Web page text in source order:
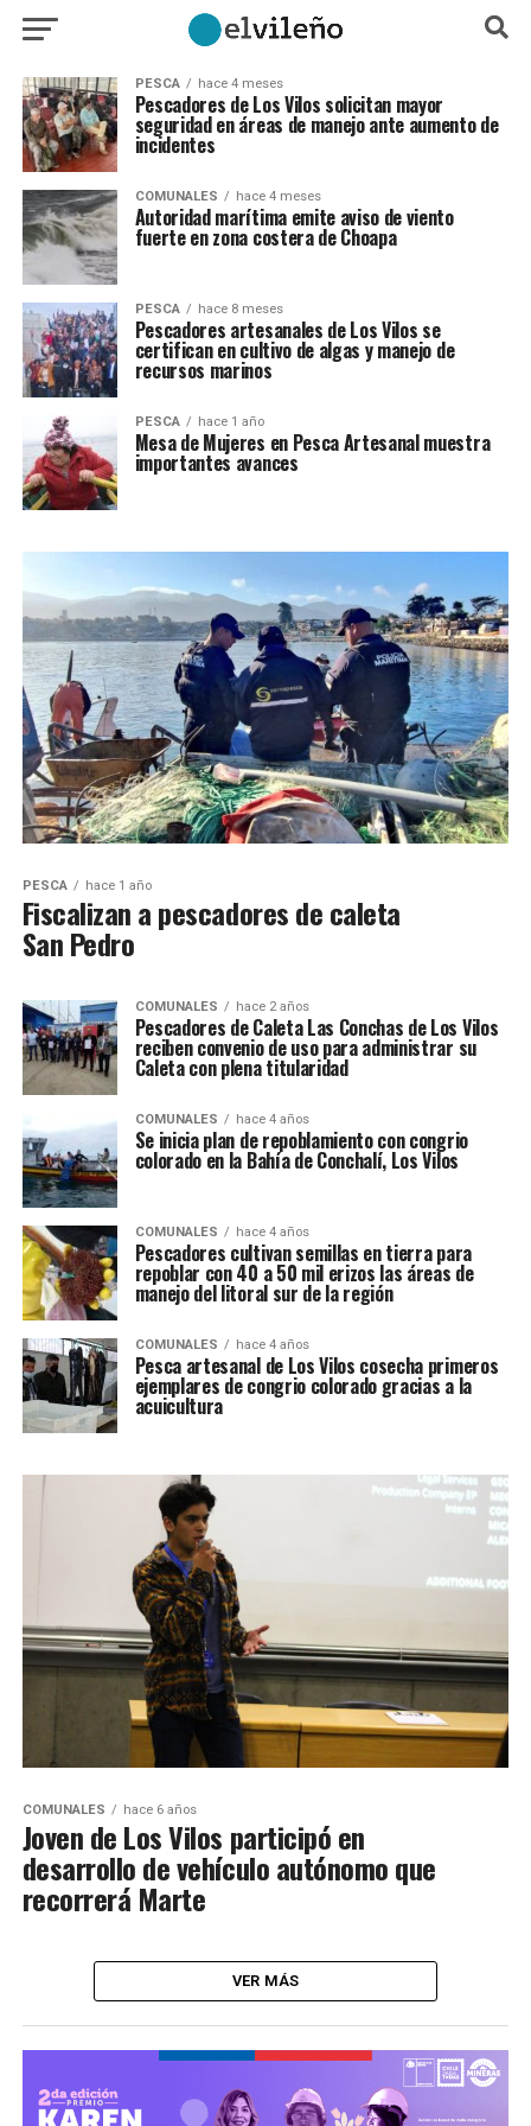
PESCA hace 4 meses
Pescadores de Los Vilos solicitan mayor
seguridad en áreas de manejo ante aumento de
incidentes
COMUNALES hace 4 meses
Autoridad marítima emite aviso de viento
fuerte en zona costera de Choapa
PESCA hace 8 meses
Pescadores artesanales de Los Vilos se
certifican en cultivo de algas y manejo de
recursos marinos
PESCA hace 1 año
Mesa de Mujeres en Pesca Artesanal muestra
importantes avances
PESCA hace 1 año
Fiscalizan a pescadores de caleta
San Pedro
COMUNALES hace 2 años
Pescadores de Caleta Las Conchas de Los Vilos
reciben convenio de uso para administrar su
Caleta con plena titularidad
COMUNALES hace 4 años
Se inicia plan de repoblamiento con congrio
colorado en la Bahía de Conchalí, Los Vilos
COMUNALES hace 4 años
Pescadores cultivan semillas en tierra para
repoblar con 40 a 50 mil erizos las áreas de
manejo del litoral sur de la región
COMUNALES hace 4 años
Pesca artesanal de Los Vilos cosecha primeros
ejemplares de congrio colorado gracias a la
acuicultura
COMUNALES hace 6 años
Joven de Los Vilos participó en
desarrollo de vehículo autónomo que
recorrerá Marte
VER MÁS